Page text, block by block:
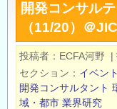
災・
危
機
管
理
講
開発コンサル
（11/20）＠
投稿者 ECFA河野 |
セクション
イベン
開発コンサルタント
域・都市 業界研究